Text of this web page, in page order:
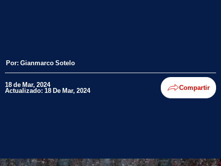
Por: Gianmarco Sotelo
18 de Mar, 2024
Actualizado: 18 De Mar, 2024 Compartir